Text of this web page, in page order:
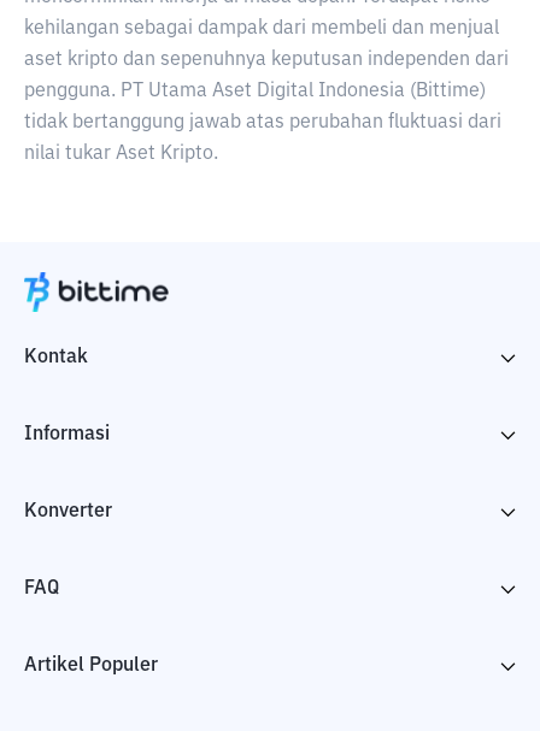
kehilangan sebagai dampak dari membeli dan menjual
aset kripto dan sepenuhnya keputusan independen dari
pengguna. PT Utama Aset Digital Indonesia (Bittime)
tidak bertanggung jawab atas perubahan fluktuasi dari
nilai tukar Aset Kripto.
Kontak
Informasi
Konverter
FAQ
Artikel Populer